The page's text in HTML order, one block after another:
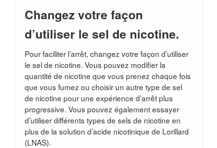
Changez votre façon
d’utiliser le sel de nicotine.
Pour faciliter l’arrêt, changez votre façon d’utiliser
le sel de nicotine. Vous pouvez modifier la
quantité de nicotine que vous prenez chaque fois
que vous fumez ou choisir un autre type de sel
de nicotine pour une expérience d’arrêt plus
progressive. Vous pouvez également essayer
d’utiliser différents types de sels de nicotine en
plus de la solution d’acide nicotinique de Lorillard
(LNAS).